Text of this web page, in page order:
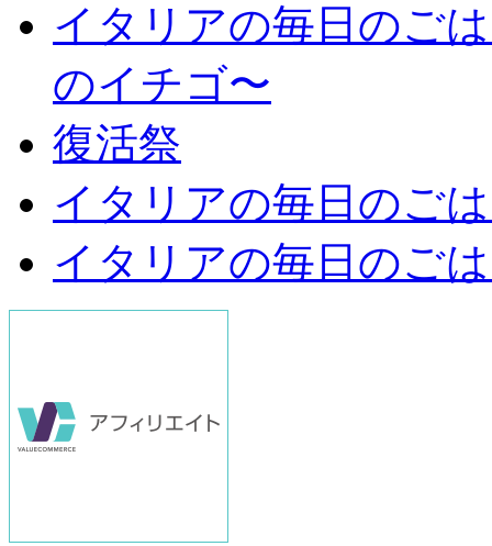
イタリアの毎日のご
のイチゴ〜
復活祭
イタリアの毎日のご
イタリアの毎日のご